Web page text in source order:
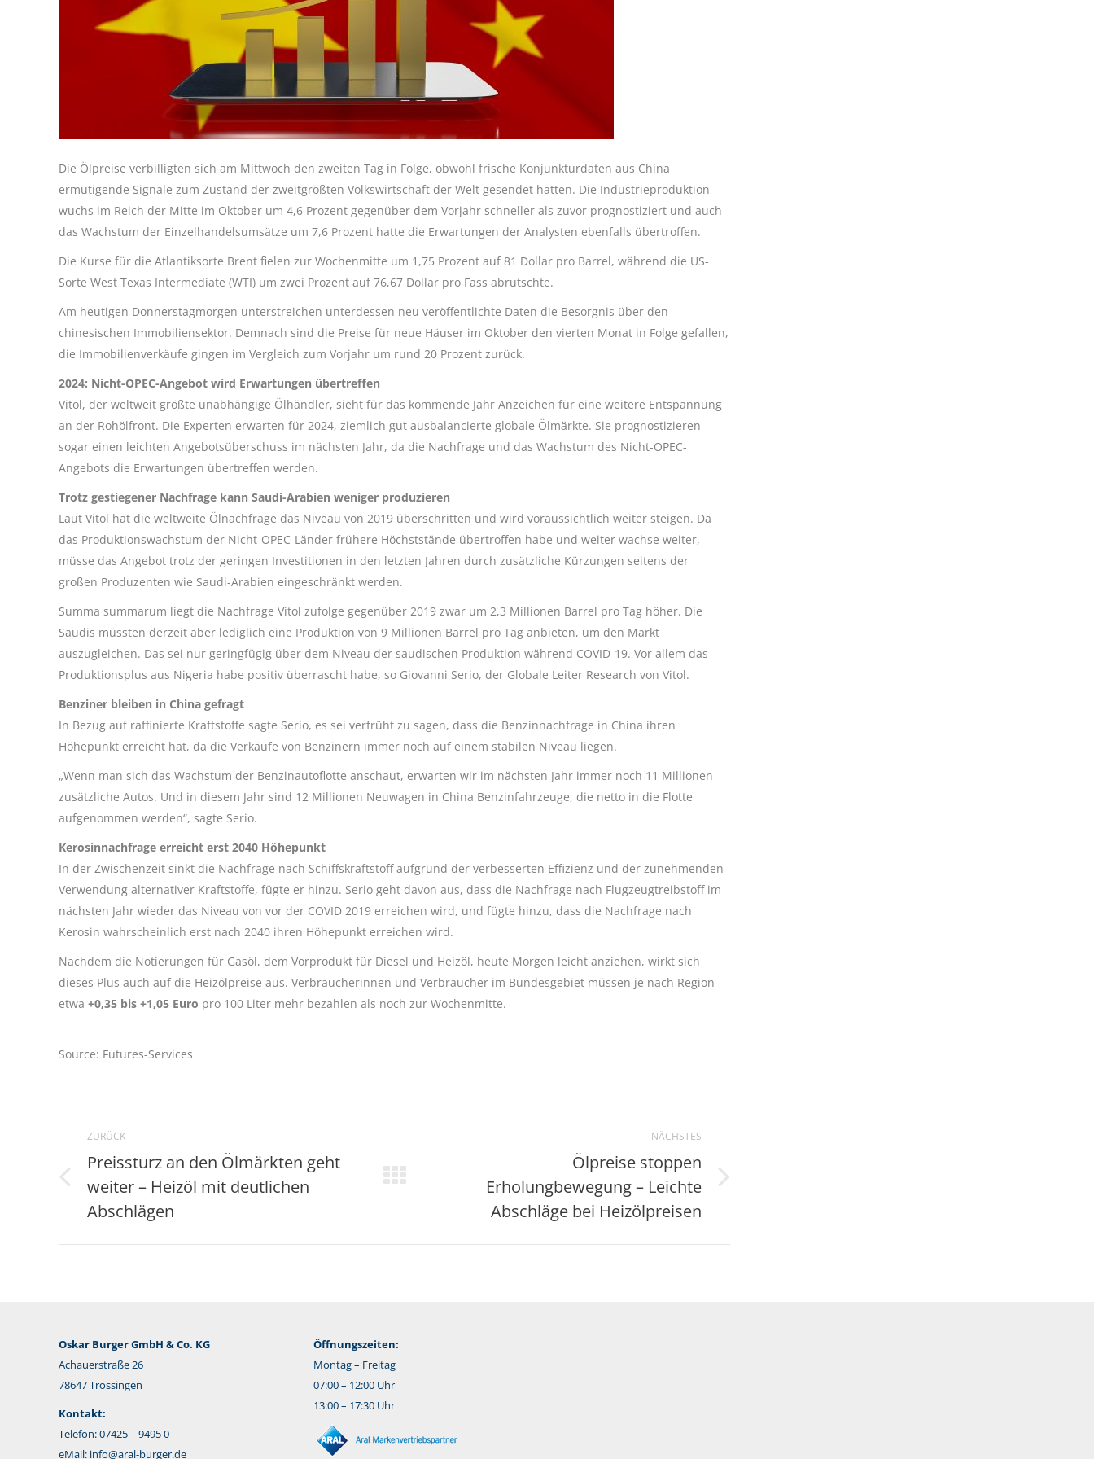
Die Ölpreise verbilligten sich am Mittwoch den zweiten Tag in Folge, obwohl frische Konjunkturdaten aus China
ermutigende Signale zum Zustand der zweitgrößten Volkswirtschaft der Welt gesendet hatten. Die Industrieproduktion
wuchs im Reich der Mitte im Oktober um 4,6 Prozent gegenüber dem Vorjahr schneller als zuvor prognostiziert und auch
das Wachstum der Einzelhandelsumsätze um 7,6 Prozent hatte die Erwartungen der Analysten ebenfalls übertroffen.
Die Kurse für die Atlantiksorte Brent fielen zur Wochenmitte um 1,75 Prozent auf 81 Dollar pro Barrel, während die US-
Sorte West Texas Intermediate (WTI) um zwei Prozent auf 76,67 Dollar pro Fass abrutschte.
Am heutigen Donnerstagmorgen unterstreichen unterdessen neu veröffentlichte Daten die Besorgnis über den
chinesischen Immobiliensektor. Demnach sind die Preise für neue Häuser im Oktober den vierten Monat in Folge gefallen,
die Immobilienverkäufe gingen im Vergleich zum Vorjahr um rund 20 Prozent zurück.
2024: Nicht-OPEC-Angebot wird Erwartungen übertreffen
Vitol, der weltweit größte unabhängige Ölhändler, sieht für das kommende Jahr Anzeichen für eine weitere Entspannung
an der Rohölfront. Die Experten erwarten für 2024, ziemlich gut ausbalancierte globale Ölmärkte. Sie prognostizieren
sogar einen leichten Angebotsüberschuss im nächsten Jahr, da die Nachfrage und das Wachstum des Nicht-OPEC-
Angebots die Erwartungen übertreffen werden.
Trotz gestiegener Nachfrage kann Saudi-Arabien weniger produzieren
Laut Vitol hat die weltweite Ölnachfrage das Niveau von 2019 überschritten und wird voraussichtlich weiter steigen. Da
das Produktionswachstum der Nicht-OPEC-Länder frühere Höchststände übertroffen habe und weiter wachse weiter,
müsse das Angebot trotz der geringen Investitionen in den letzten Jahren durch zusätzliche Kürzungen seitens der
großen Produzenten wie Saudi-Arabien eingeschränkt werden.
Summa summarum liegt die Nachfrage Vitol zufolge gegenüber 2019 zwar um 2,3 Millionen Barrel pro Tag höher. Die
Saudis müssten derzeit aber lediglich eine Produktion von 9 Millionen Barrel pro Tag anbieten, um den Markt
auszugleichen. Das sei nur geringfügig über dem Niveau der saudischen Produktion während COVID-19. Vor allem das
Produktionsplus aus Nigeria habe positiv überrascht habe, so Giovanni Serio, der Globale Leiter Research von Vitol.
Benziner bleiben in China gefragt
In Bezug auf raffinierte Kraftstoffe sagte Serio, es sei verfrüht zu sagen, dass die Benzinnachfrage in China ihren
Höhepunkt erreicht hat, da die Verkäufe von Benzinern immer noch auf einem stabilen Niveau liegen.
„Wenn man sich das Wachstum der Benzinautoflotte anschaut, erwarten wir im nächsten Jahr immer noch 11 Millionen
zusätzliche Autos. Und in diesem Jahr sind 12 Millionen Neuwagen in China Benzinfahrzeuge, die netto in die Flotte
aufgenommen werden“, sagte Serio.
Kerosinnachfrage erreicht erst 2040 Höhepunkt
In der Zwischenzeit sinkt die Nachfrage nach Schiffskraftstoff aufgrund der verbesserten Effizienz und der zunehmenden
Verwendung alternativer Kraftstoffe, fügte er hinzu. Serio geht davon aus, dass die Nachfrage nach Flugzeugtreibstoff im
nächsten Jahr wieder das Niveau von vor der COVID 2019 erreichen wird, und fügte hinzu, dass die Nachfrage nach
Kerosin wahrscheinlich erst nach 2040 ihren Höhepunkt erreichen wird.
Nachdem die Notierungen für Gasöl, dem Vorprodukt für Diesel und Heizöl, heute Morgen leicht anziehen, wirkt sich
dieses Plus auch auf die Heizölpreise aus. Verbraucherinnen und Verbraucher im Bundesgebiet müssen je nach Region
etwa +0,35 bis +1,05 Euro pro 100 Liter mehr bezahlen als noch zur Wochenmitte.
Source: Futures-Services
Kommentarnavigation
ZURÜCK
Vorheriger
Beitrag:
Preissturz an den Ölmärkten geht
weiter – Heizöl mit deutlichen
Abschlägen
NÄCHSTES
Ölpreise stoppen
Erholungbewegung – Leichte
Abschläge bei Heizölpreisen
Oskar Burger GmbH & Co. KG
Achauerstraße 26
78647 Trossingen
Kontakt:
Telefon: 07425 – 9495 0
eMail: info@aral-burger.de
Öffnungszeiten:
Montag – Freitag
07:00 – 12:00 Uhr
13:00 – 17:30 Uhr